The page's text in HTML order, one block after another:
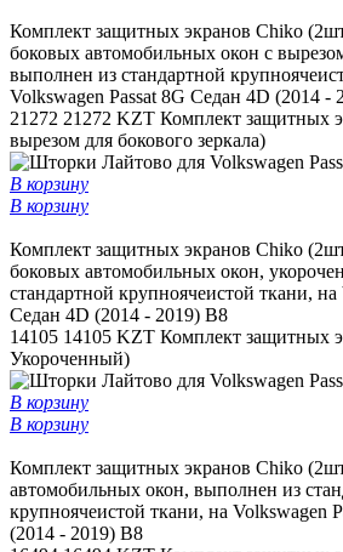
Комплект защитных экранов Chiko
боковых автомобильных окон с
выполнен из стандартной
Volkswagen Passat 8G Седан 4D (2014 -
21272 21272 KZT Комплект защитных
вырезом для бокового зеркала)
В корзину
В корзину
Комплект защитных экранов Chiko
боковых автомобильных окон,
стандартной крупноячеистой ткани, на
Седан 4D (2014 - 2019) B8
14105 14105 KZT Комплект защитных
Укороченный)
В корзину
В корзину
Комплект защитных экранов Chiko
автомобильных окон, выполнен из
крупноячеистой ткани, на Volkswagen
(2014 - 2019) B8